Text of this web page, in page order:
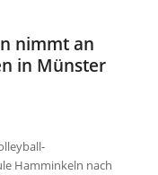
nimmt an
in Münster
Hamminkeln nach